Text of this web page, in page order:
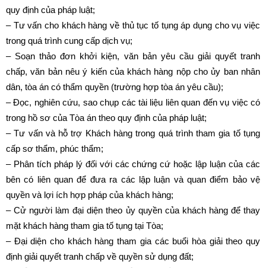
quy định của pháp luật;
– Tư vấn cho khách hàng về thủ tục tố tụng áp dụng cho vụ việc
trong quá trình cung cấp dịch vụ;
– Soạn thảo đơn khởi kiện, văn bản yêu cầu giải quyết tranh
chấp, văn bản nêu ý kiến của khách hàng nộp cho ủy ban nhân
dân, tòa án có thẩm quyền (trường hợp tòa án yêu cầu);
– Đọc, nghiên cứu, sao chụp các tài liệu liên quan đến vụ việc có
trong hồ sơ của Tòa án theo quy định của pháp luật;
– Tư vấn và hỗ trợ Khách hàng trong quá trình tham gia tố tụng
cấp sơ thẩm, phúc thẩm;
– Phân tích pháp lý đối với các chứng cứ hoặc lập luận của các
bên có liên quan để đưa ra các lập luận và quan điểm bảo vệ
quyền và lợi ích hợp pháp của khách hàng;
– Cử người làm đại diện theo ủy quyền của khách hàng để thay
mặt khách hàng tham gia tố tụng tại Tòa;
– Đại diện cho khách hàng tham gia các buổi hòa giải theo quy
định giải quyết tranh chấp về quyền sử dụng đất;